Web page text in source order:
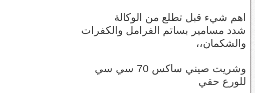
اهم شيء قبل تطلع من الوكالة
شدد مسامير بساتم الفرامل والكفرات
والشكمان،،
وشريت صيني ساكس 70 سي سي
للورع حقي